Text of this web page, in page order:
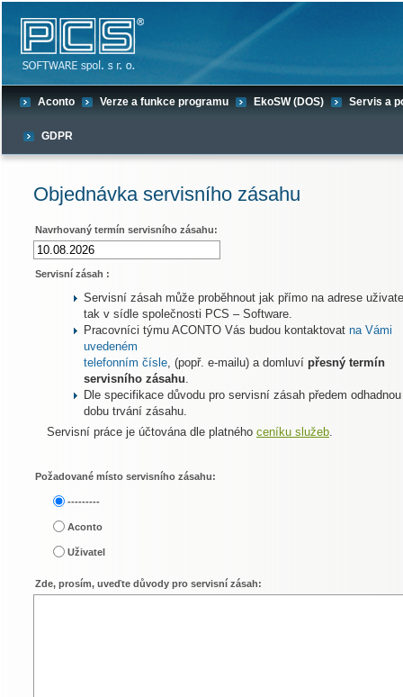
Aconto Verze a funkce programu EkoSW (DOS) Servis a
GDPR
Objednávka servisního zásahu
Navrhovaný termín servisního zásahu:
Servisní zásah :
Servisní zásah může proběhnout jak přímo na adrese
tak v sídle společnosti PCS – Software.
Pracovníci týmu ACONTO Vás budou kontaktovat na Vámi
uvedeném
telefonním čísle, (popř. e-mailu) a domluví přesný termín
servisního zásahu.
Dle specifikace důvodu pro servisní zásah předem odhadnou
dobu trvání zásahu.
Servisní práce je účtována dle platného ceníku služeb.
Požadované místo servisního zásahu:
---------
Aconto
Uživatel
Zde, prosím, uveďte důvody pro servisní zásah: